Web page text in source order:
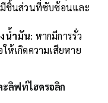
มีชิ้นส่วนที่ซับซ้อนและ
น้ำมัน: หากมีการรั่ว
ห้เกิดความเสียหาย
ะลิฟท์ไฮดรอลิก